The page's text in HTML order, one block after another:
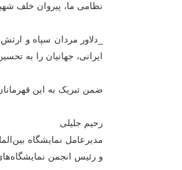
نظامی ما، پیروان خلف
_دلاور مردان سپاه و
ایرانی، جهانیان را به
ضمن تبریک به این
رحیم جلیلی
مدیرعامل نمایشگاه
و رئیس انجمن